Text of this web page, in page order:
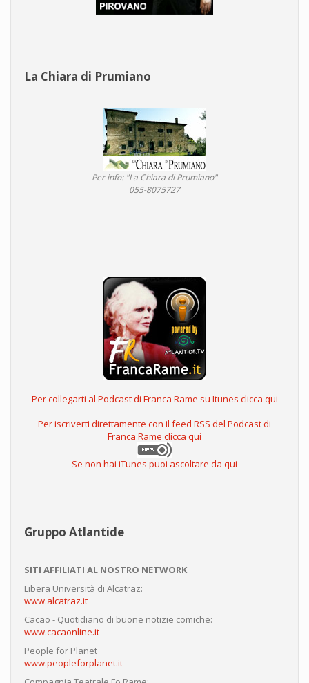
La Chiara di Prumiano
Per info: "La Chiara di Prumiano"
055-8075727
Per collegarti al Podcast di Franca Rame su Itunes clicca qui
Per iscriverti direttamente con il feed RSS del Podcast di
Franca Rame clicca qui
Se non hai iTunes puoi ascoltare da qui
Gruppo Atlantide
SITI AFFILIATI AL NOSTRO NETWORK
Libera Università di Alcatraz:
www.alcatraz.it
Cacao - Quotidiano di buone notizie comiche:
www.cacaonline.it
People for Planet
www.peopleforplanet.it